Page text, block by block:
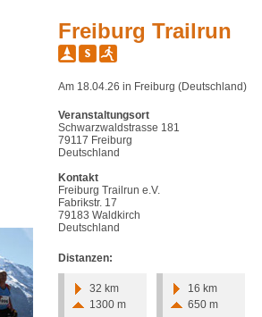
Freiburg Trailrun
Am 18.04.26 in Freiburg (Deutschland)
Veranstaltungsort
Schwarzwaldstrasse 181
79117 Freiburg
Deutschland
Kontakt
Freiburg Trailrun e.V.
Fabrikstr. 17
79183 Waldkirch
Deutschland
Distanzen:
32 km
1300 m
16 km
650 m